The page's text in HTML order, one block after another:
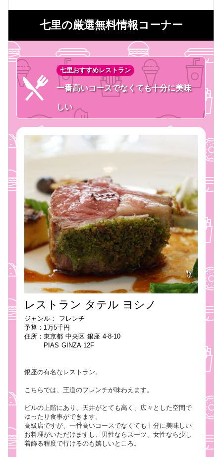
七里の厳選無料情報コーナー
七里おすすめレストラン
一番高いコースでなくても十分に美味
しい
レストラン タテル ヨシノ
ジャンル： フレンチ
予算：1万5千円
住所：東京都 中央区 銀座 4-8-10
PIAS GINZA 12F
銀座の有名なレストラン。
こちらでは、王道のフレンチが味わえます。
ビルの上階にあり、天井がとても高く、広々とした空間で
ゆったり食事ができます。
高級店ですが、一番高いコースでなくても十分に美味しい
お料理がいただけますし、男性ならスーツ、女性なら少し
着飾る程度で行けるのも嬉しいところ。